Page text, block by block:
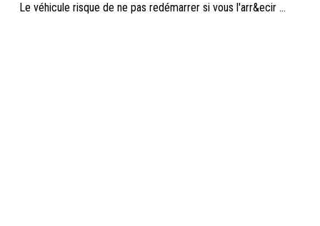
Le véhicule risque de ne pas redémarrer si vous l'arr&ecir ...